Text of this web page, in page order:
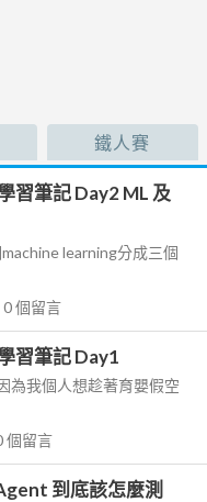
鐵人賽
習筆記 Day2 ML 及
learning分成三個
0個留言
習筆記 Day1
為我個人想趁著育嬰假空
個留言
到底該怎麼測